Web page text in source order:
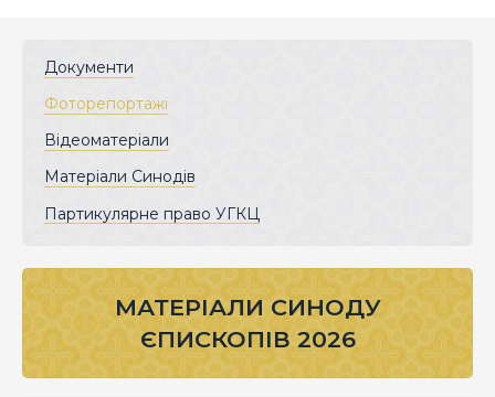
Документи
Фоторепортажі
Відеоматеріали
Матеріали Синодів
Партикулярне право УГКЦ
МАТЕРІАЛИ СИНОДУ
ЄПИСКОПІВ 2026